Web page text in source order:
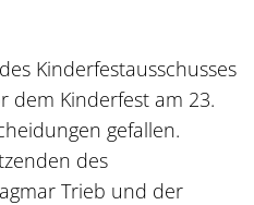
Kinderfestausschusses
dem Kinderfest am 23.
gefallen.
des
Trieb und der